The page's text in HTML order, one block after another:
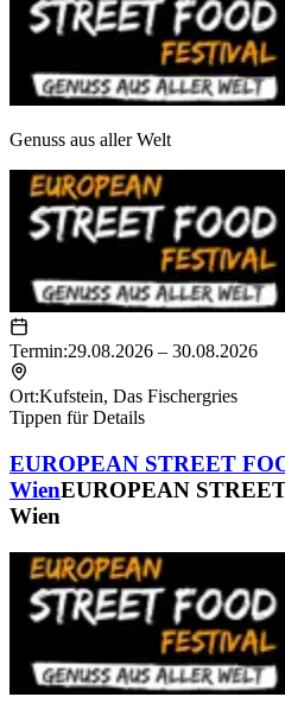
Genuss aus aller Welt
Termin:29.08.2026 – 30.08.2026
Ort:Kufstein, Das Fischergries
Tippen für Details
EUROPEAN STREET
WienEUROPEAN
Wien